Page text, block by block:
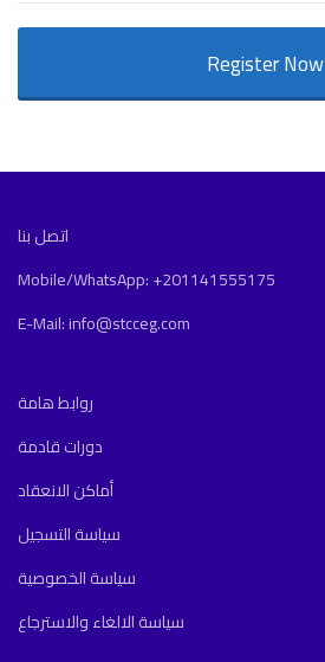
Register Now
اتصل بنا
Mobile/WhatsApp: +201141555175
E-Mail: info@stcceg.com
روابط هامة
دورات قادمة
أماكن الانعقاد
سياسة التسجيل
سياسة الخصوصية
سياسة الالغاء والاسترجاع